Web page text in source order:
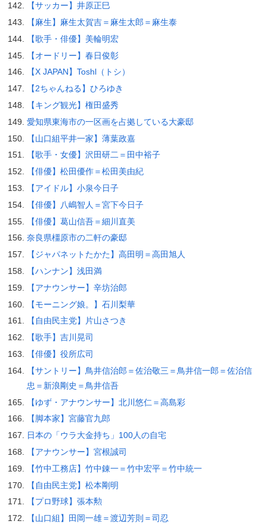
【サッカー】井原正巳
【麻生】麻生太賀吉＝麻生太郎＝麻生泰
【歌手・俳優】美輪明宏
【オードリー】春日俊彰
【X JAPAN】Toshl（トシ）
【2ちゃんねる】ひろゆき
【キング観光】権田盛秀
愛知県東海市の一区画を占拠している大豪邸
【山口組平井一家】薄葉政嘉
【歌手・女優】沢田研二＝田中裕子
【俳優】松田優作＝松田美由紀
【アイドル】小泉今日子
【俳優】八嶋智人＝宮下今日子
【俳優】葛山信吾＝細川直美
奈良県橿原市の二軒の豪邸
【ジャパネットたかた】高田明＝高田旭人
【ハンナン】浅田満
【アナウンサー】辛坊治郎
【モーニング娘。】石川梨華
【自由民主党】片山さつき
【歌手】吉川晃司
【俳優】役所広司
【サントリー】鳥井信治郎＝佐治敬三＝鳥井信一郎＝佐治信
忠＝新浪剛史＝鳥井信吾
【ゆず・アナウンサー】北川悠仁＝高島彩
【脚本家】宮藤官九郎
日本の「ウラ大金持ち」100人の自宅
【アナウンサー】宮根誠司
【竹中工務店】竹中錬一＝竹中宏平＝竹中統一
【自由民主党】松本剛明
【プロ野球】張本勲
【山口組】田岡一雄＝渡辺芳則＝司忍